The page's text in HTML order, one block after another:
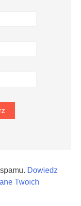
Dowiedz
Twoich